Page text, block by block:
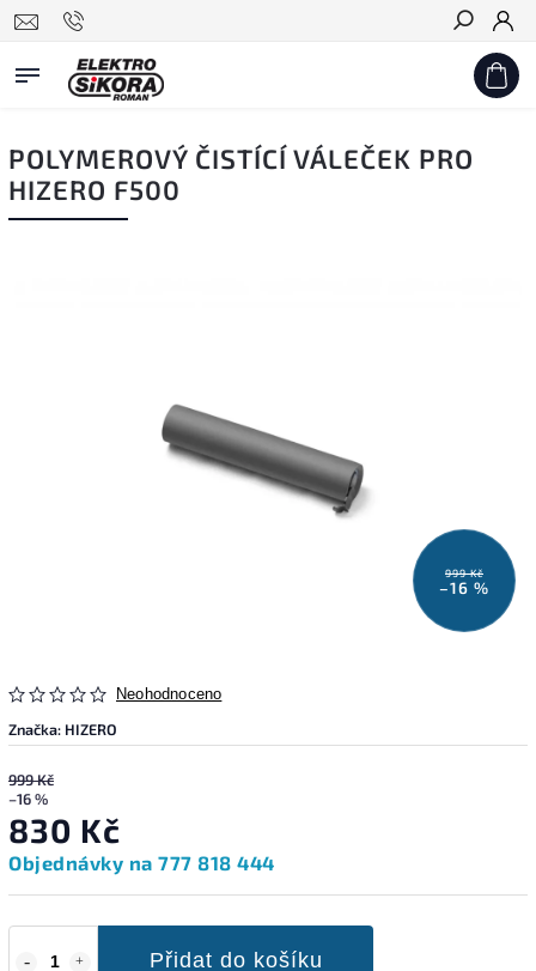
Hledat
POLYMEROVÝ ČISTÍCÍ VÁLEČEK PRO
HIZERO F500
999 Kč
–16 %
Neohodnoceno
Značka: HIZERO
999 Kč
–16 %
830 Kč
Objednávky na 777 818 444
Přidat do košíku